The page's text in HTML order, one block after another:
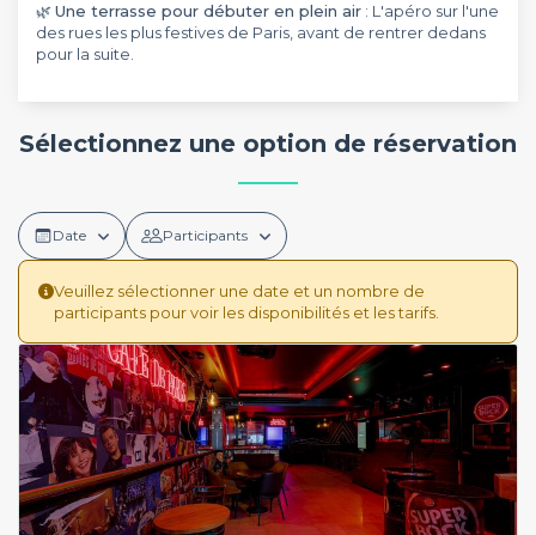
🌿Une terrasse pour débuter en plein air : L'apéro sur l'une
des rues les plus festives de Paris, avant de rentrer dedans
pour la suite.
Sélectionnez une option de réservation
Date Participants
Veuillez sélectionner une date et un nombre de
participants pour voir les disponibilités et les tarifs.